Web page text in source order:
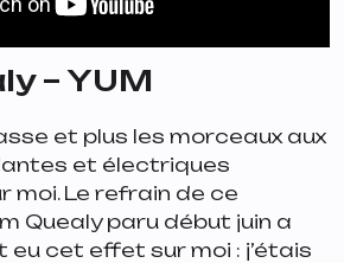
– YUM
et plus les morceaux aux
et électriques
moi. Le refrain de ce
Quealy paru début juin a
cet effet sur moi : j’étais